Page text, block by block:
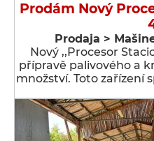
Prodám Nový
Prodaja >
Nový ,,Procesor
přípravě palivového a
množství. Toto zařízení